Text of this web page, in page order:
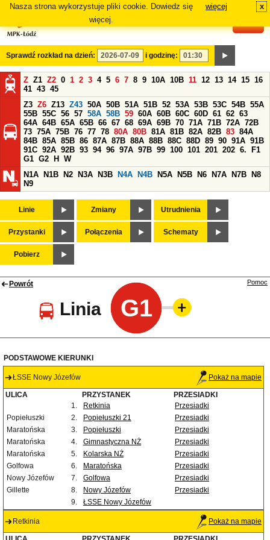
Nasza strona wykorzystuje pliki cookie. Dowiedz się
więcej.
więcej x
Sprawdź rozkład na dzień: i godzinę:
Z Z1 Z2 0 1 2 3 4 5 6 7 8 9 10A 10B 11 12 13 14 15 16
41 43 45
Z3 Z6 Z13 Z43 50A 50B 51A 51B 52 53A 53B 53C 54B 55A
55B 55C 56 57 58A 58B 59 60A 60B 60C 60D 61 62 63
64A 64B 65A 65B 66 67 68 69A 69B 70 71A 71B 72A 72B
73 75A 75B 76 77 78 80A 80B 81A 81B 82A 82B 83 84A
84B 85A 85B 86 87A 87B 88A 88B 88C 88D 89 90 91A 91B
91C 92A 92B 93 94 96 97A 97B 99 100 101 201 202 6.
F1
G1 G2 H
W
N1A
N1B N2 N3A N3B N4A N4B N5A N5B N6 N7A N7B
N8
N9
Linie Zmiany Utrudnienia
Przystanki Połączenia Schematy
Pobierz
Powrót
Linia G1
Pomoc
PODSTAWOWE KIERUNKI
ŁSSE Nowy Józefów Pokaż na mapie
ULICA PRZYSTANEK
PRZESIADKI
1.
Retkinia
Przesiadki
Popiełuszki
2. Popiełuszki 21
Przesiadki
Maratońska
3. Popiełuszki
Przesiadki
Maratońska
4. Gimnastyczna NŻ
Przesiadki
Maratońska
5. Kolarska NŻ
Przesiadki
Golfowa
6. Maratońska
Przesiadki
Nowy Józefów
7. Golfowa
Przesiadki
Gillette
8. Nowy Józefów
Przesiadki
9.
ŁSSE Nowy Józefów
Retkinia Pokaż na mapie